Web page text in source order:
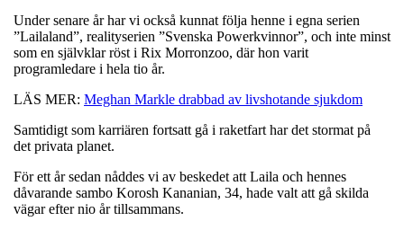
Under senare år har vi också kunnat följa henne i egna serien
”Lailaland”, realityserien ”Svenska Powerkvinnor”, och inte minst
som en självklar röst i Rix Morronzoo, där hon varit
programledare i hela tio år.
LÄS MER: Meghan Markle drabbad av livshotande sjukdom
Samtidigt som karriären fortsatt gå i raketfart har det stormat på
det privata planet.
För ett år sedan nåddes vi av beskedet att Laila och hennes
dåvarande sambo Korosh Kananian, 34, hade valt att gå skilda
vägar efter nio år tillsammans.